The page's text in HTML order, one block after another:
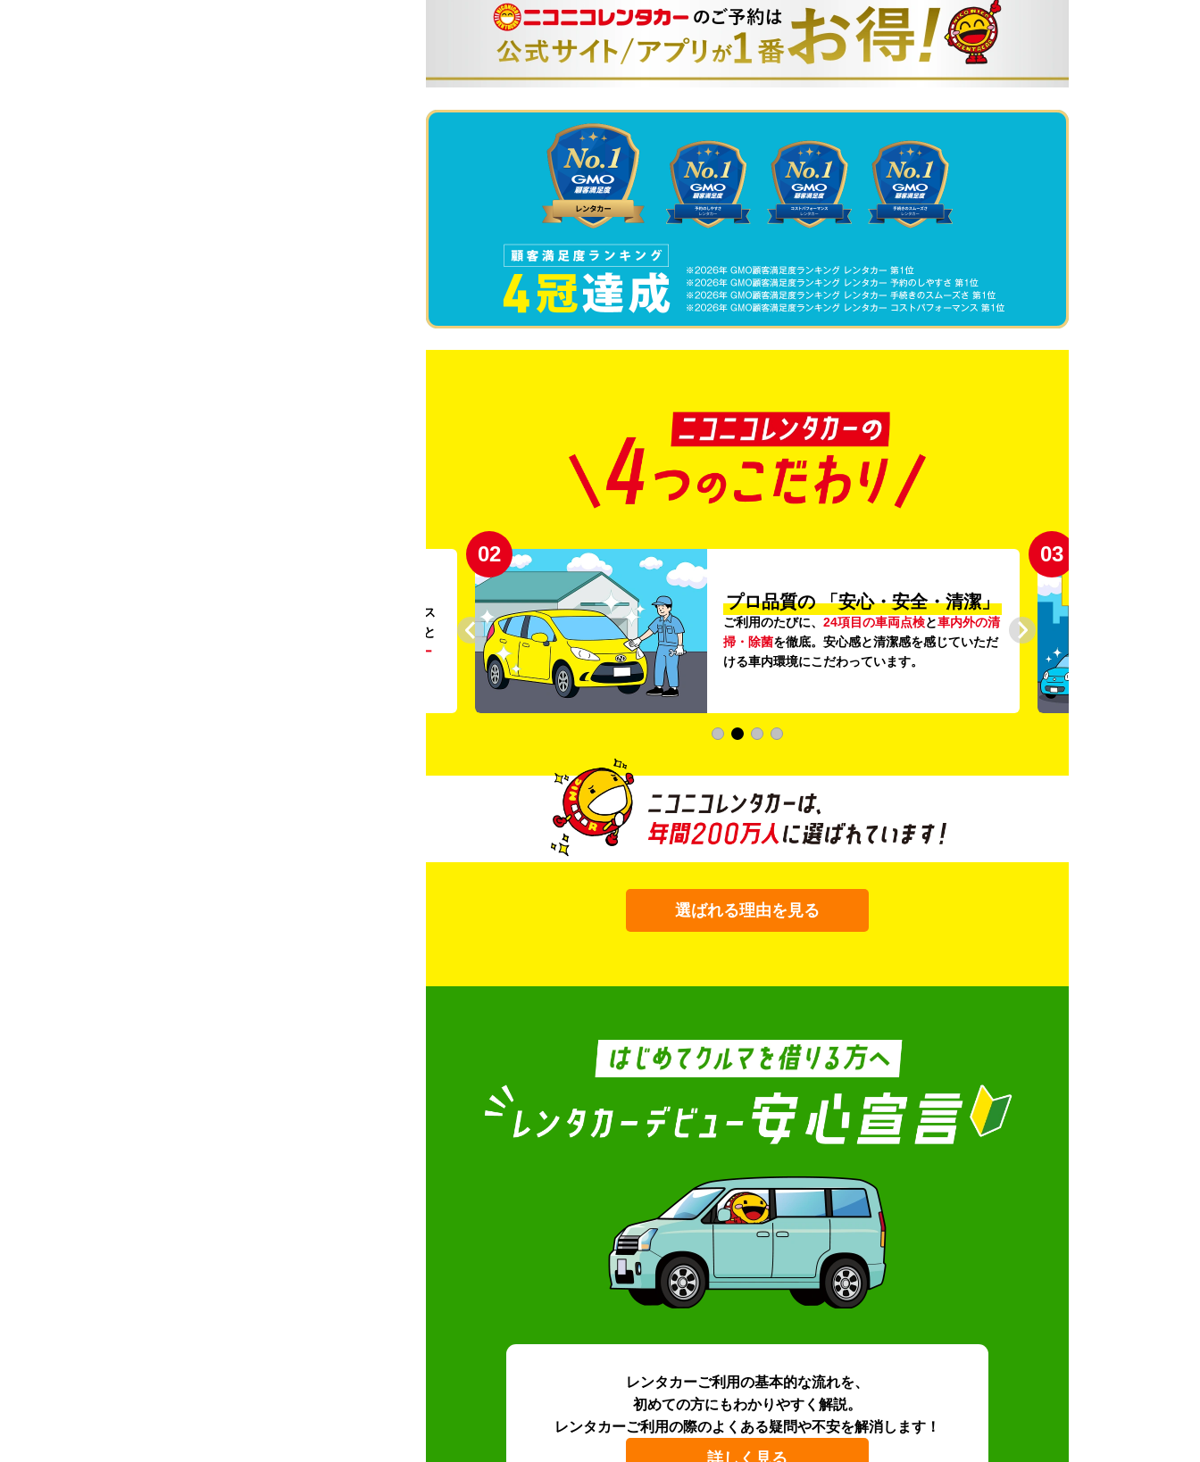
車内外の清
を徹底。安心感と清潔感を感じていただ
03
登録から4年未満の
新しい車がいっぱい♪
登録から4年未満の新しいクルマを多数導入し、
快適な車両の提供を追求しています。もちろん追
加料金は0円です。
04
選ばれる理由を見る
レンタカーご利用の基本的な流れを、
初めての方にもわかりやすく解説。
レンタカーご利用の際のよくある疑問や不安を解消します！